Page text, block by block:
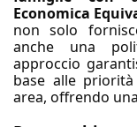
Economica
non solo
anche una
approccio
base alle
area, offrendo